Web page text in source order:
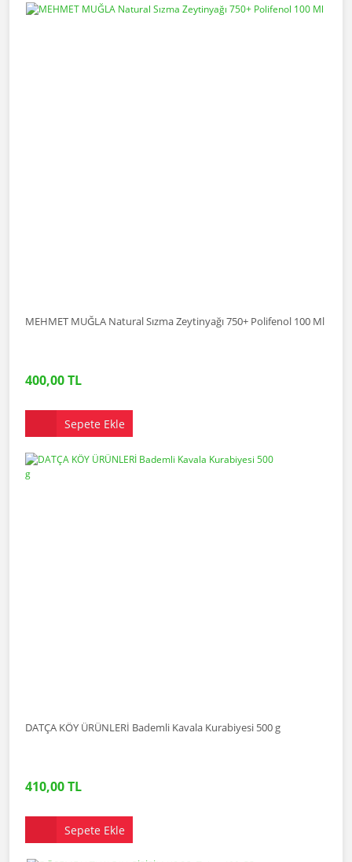
MEHMET MUĞLA Natural Sızma Zeytinyağı 750+ Polifenol 100 Ml
400,00 TL
Sepete Ekle
DATÇA KÖY ÜRÜNLERİ Bademli Kavala Kurabiyesi 500 g
410,00 TL
Sepete Ekle